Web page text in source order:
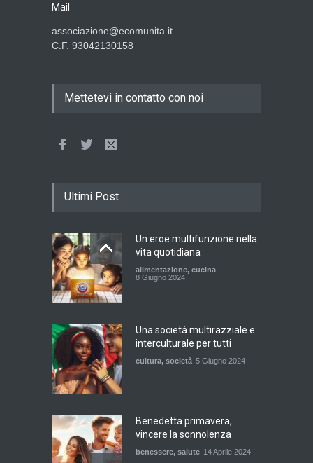
Mail
associazione@ecomunita.it
C.F. 93042130158
Mettetevi in contatto con noi
Ultimi Post
Un eroe multifunzione nella
vita quotidiana
alimentazione, cucina
8 Giugno 2024
Una società multirazziale e
interculturale per tutti
cultura, società 5 Giugno 2024
Benedetta primavera,
vincere la sonnolenza
benessere, salute 14 Aprile 2024